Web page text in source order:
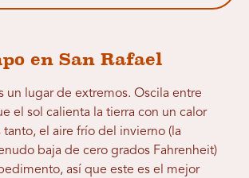
en San Rafael
un lugar de extremos. Oscila entre
el sol calienta la tierra con un calor
tanto, el aire frío del invierno (la
baja de cero grados Fahrenheit)
así que este es el mejor